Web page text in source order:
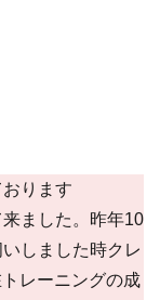
ります
ました。昨年10
しました時クレ
レーニングの成